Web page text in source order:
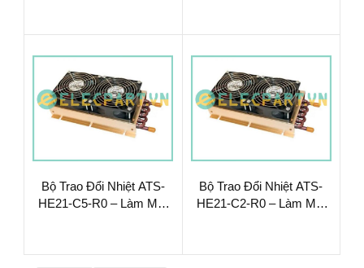
Bộ Trao Đổi Nhiệt ATS-
HE21-C5-R0 – Làm Mát
Bộ Trao Đổi Nhiệt ATS-
HE21-C2-R0 – Làm Mát